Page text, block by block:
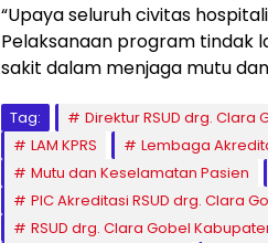
“Upaya seluruh civitas
Pelaksanaan program tindak
sakit dalam menjaga mutu
Tag: Direktur RSUD drg. Clara
LAM KPRS
Lembaga
Mutu dan Keselamatan Pasien
PIC Akreditasi RSUD drg. Clara
RSUD drg. Clara Gobel